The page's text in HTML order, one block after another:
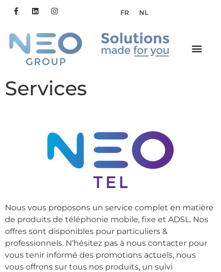
FR NL
Services
Nous vous proposons un service complet en matière
de produits de téléphonie mobile, fixe et ADSL. Nos
offres sont disponibles pour particuliers &
professionnels. N’hésitez pas à nous contacter pour
vous tenir informé des promotions actuels, nous
vous offrons sur tous nos produits, un suivi